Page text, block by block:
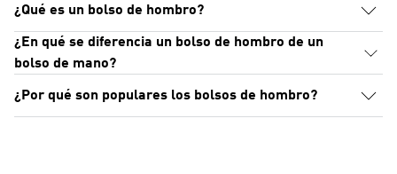
¿Qué es un bolso de hombro?
¿En qué se diferencia un bolso de hombro de un
bolso de mano?
¿Por qué son populares los bolsos de hombro?